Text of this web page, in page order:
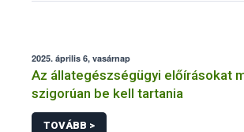
2025. április 6, vasárnap
Az állategészségügyi előírásokat
szigorúan be kell tartania
TOVÁBB >